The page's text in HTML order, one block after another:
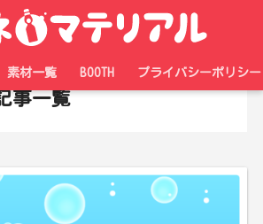
素材一覧 BOOTH プライバシーポリシー
事一覧